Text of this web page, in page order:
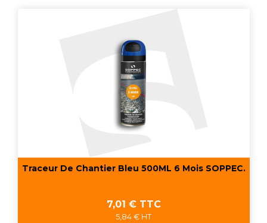
Traceur De Chantier Bleu 500ML 6 Mois SOPPEC.
Prix
7,01 € TTC
5,84 € HT